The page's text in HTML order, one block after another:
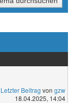
Letzter Beitrag von gzw
18.04.2025, 14:04